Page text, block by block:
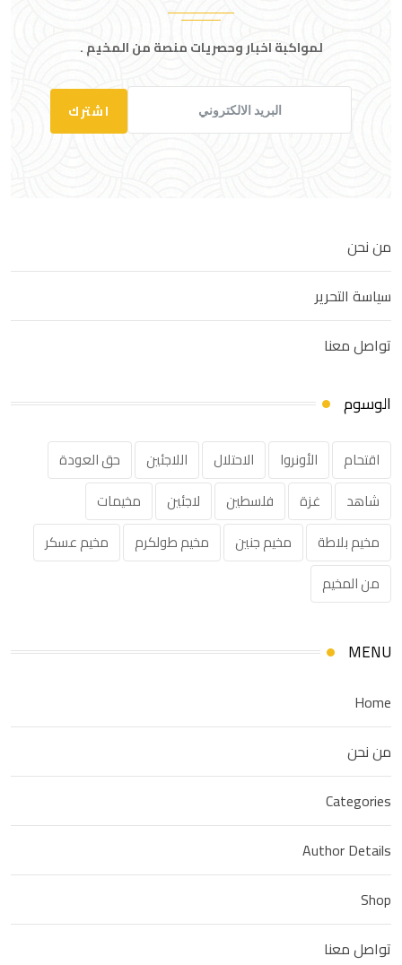
لمواكبة اخبار وحصريات منصة من المخيم .
اشترك
من نحن
سياسة التحرير
تواصل معنا
الوسوم
اقتحام الأونروا الاحتلال اللاجئين
حق العودة
شاهد
غزة فلسطين لاجئين
مخيمات
مخيم بلاطة
مخيم جنين مخيم طولكرم
مخيم عسكر
من المخيم
MENU
Home
من نحن
Categories
Author Details
Shop
تواصل معنا